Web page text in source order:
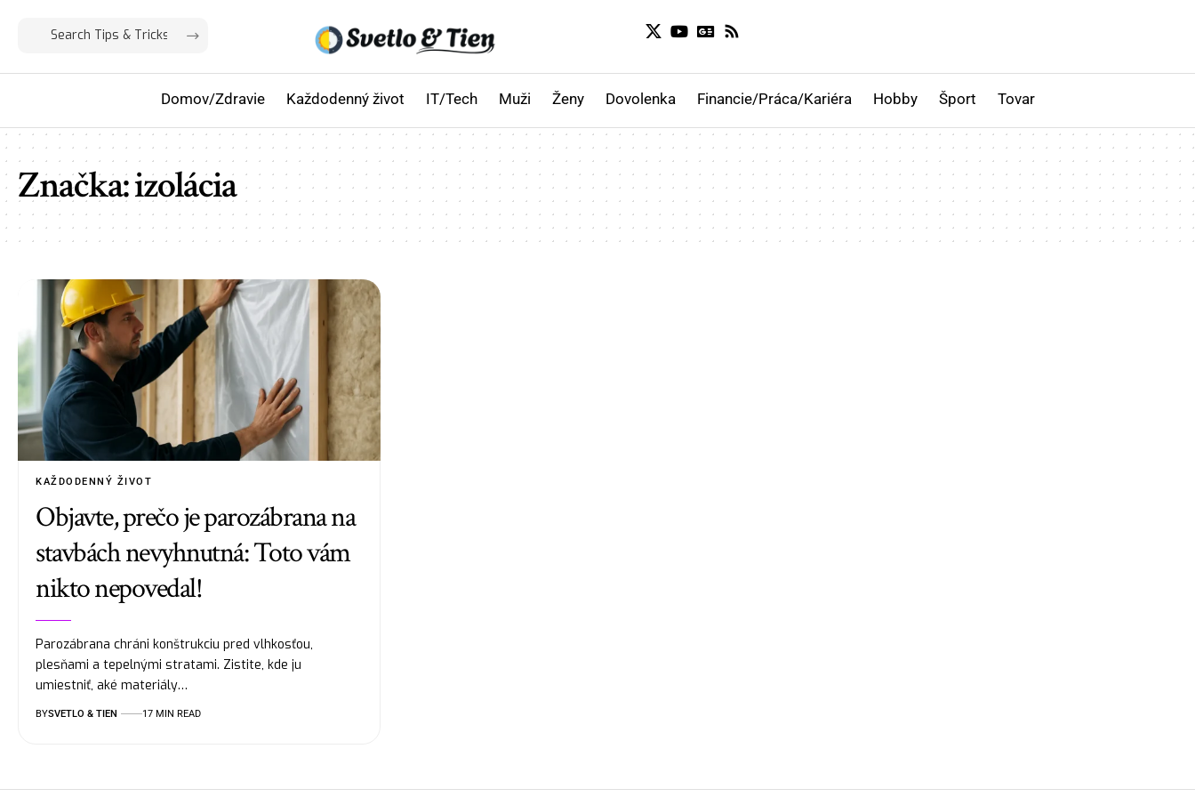
Domov/Zdravie Každodenný život IT/Tech Muži Ženy Dovolenka Financie/Práca/Kariéra Hobby Šport Tovar
Značka:izolácia
KAŽDODENNÝ ŽIVOT
Objavte, prečo je parozábrana na
stavbách nevyhnutná: Toto vám
nikto nepovedal!
Parozábrana chráni konštrukciu pred vlhkosťou,
plesňami a tepelnými stratami. Zistite, kde ju
umiestniť, aké materiály…
BYSVETLO & TIEN 17 MIN READ